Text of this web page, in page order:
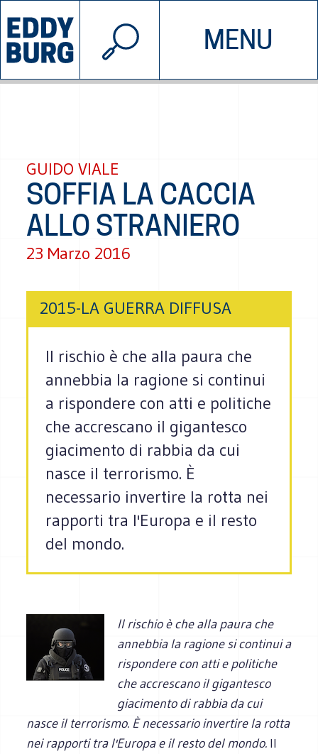
MENU
INIZIATIVE CHI SIAMO
© 2026 EDDYBURG
GUIDO VIALE
SOFFIA LA CACCIA
ALLO STRANIERO
23 Marzo 2016
2015-LA GUERRA DIFFUSA
Il rischio è che alla paura che
annebbia la ragione si continui
a rispondere con atti e politiche
che accrescano il gigantesco
giacimento di rabbia da cui
nasce il terrorismo. È
necessario invertire la rotta nei
rapporti tra l'Europa e il resto
del mondo.
Il rischio è che alla paura che
annebbia la ragione si continui a
rispondere con atti e politiche
che accrescano il gigantesco
giacimento di rabbia da cui
nasce il terrorismo. È necessario invertire la rotta
nei rapporti tra l'Europa e il resto del mondo. Il